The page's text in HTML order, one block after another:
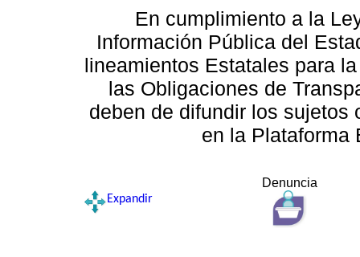
En cumplimiento a la
Información Pública del
lineamientos Estatales para
las Obligaciones de
deben de difundir los sujetos
en la Plataforma
Denuncia
Expandir